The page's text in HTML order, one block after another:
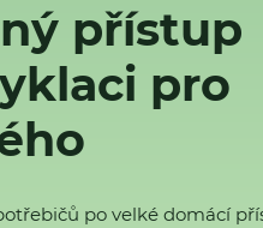
přístup
pro
po velké domácí